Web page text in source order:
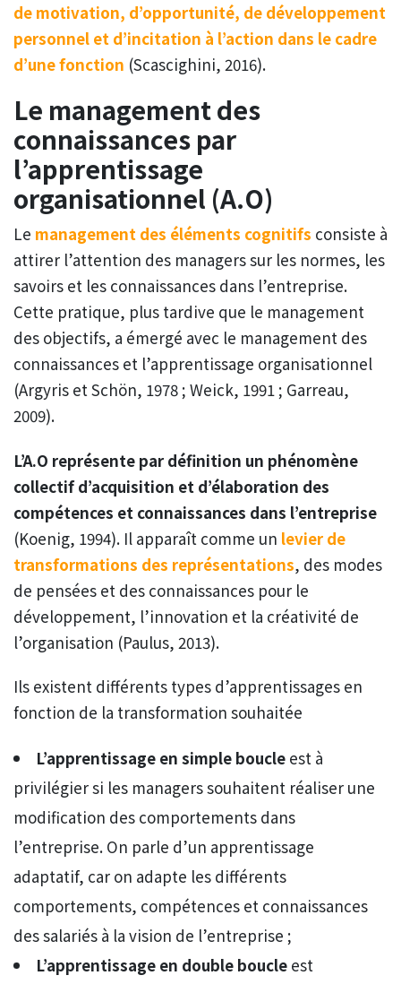
de motivation, d’opportunité, de développement
personnel et d’incitation à l’action dans le cadre
d’une fonction (Scascighini, 2016).
Le management des
connaissances par
l’apprentissage
organisationnel (A.O)
Le management des éléments cognitifs consiste à
attirer l’attention des managers sur les normes, les
savoirs et les connaissances dans l’entreprise.
Cette pratique, plus tardive que le management
des objectifs, a émergé avec le management des
connaissances et l’apprentissage organisationnel
(Argyris et Schön, 1978 ; Weick, 1991 ; Garreau,
2009).
L’A.O représente par définition un phénomène
collectif d’acquisition et d’élaboration des
compétences et connaissances dans l’entreprise
(Koenig, 1994). Il apparaît comme un levier de
transformations des représentations, des modes
de pensées et des connaissances pour le
développement, l’innovation et la créativité de
l’organisation (Paulus, 2013).
Ils existent différents types d’apprentissages en
fonction de la transformation souhaitée
L’apprentissage en simple boucleest à
privilégier si les managers souhaitent réaliser une
modification des comportements dans
l’entreprise. On parle d’un apprentissage
adaptatif, car on adapte les différents
comportements, compétences et connaissances
des salariés à la vision de l’entreprise ;
L’apprentissage en double boucleest